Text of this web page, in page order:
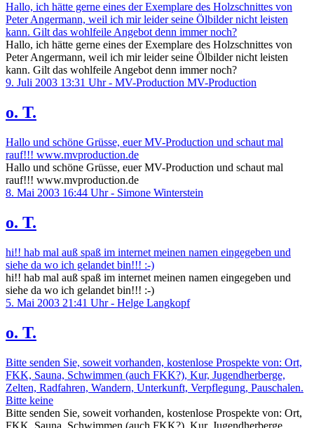
Hallo, ich hätte gerne eines der Exemplare des Holzschnittes von
Peter Angermann, weil ich mir leider seine Ölbilder nicht leisten
kann. Gilt das wohlfeile Angebot denn immer noch?
Hallo, ich hätte gerne eines der Exemplare des Holzschnittes von
Peter Angermann, weil ich mir leider seine Ölbilder nicht leisten
kann. Gilt das wohlfeile Angebot denn immer noch?
9. Juli 2003 13:31 Uhr - MV-Production MV-Production
o. T.
Hallo und schöne Grüsse, euer MV-Production und schaut mal
rauf!!! www.mvproduction.de
Hallo und schöne Grüsse, euer MV-Production und schaut mal
rauf!!! www.mvproduction.de
8. Mai 2003 16:44 Uhr - Simone Winterstein
o. T.
hi!! hab mal auß spaß im internet meinen namen eingegeben und
siehe da wo ich gelandet bin!!! :-)
hi!! hab mal auß spaß im internet meinen namen eingegeben und
siehe da wo ich gelandet bin!!! :-)
5. Mai 2003 21:41 Uhr - Helge Langkopf
o. T.
Bitte senden Sie, soweit vorhanden, kostenlose Prospekte von: Ort,
FKK, Sauna, Schwimmen (auch FKK?), Kur, Jugendherberge,
Zelten, Radfahren, Wandern, Unterkunft, Verpflegung, Pauschalen.
Bitte keine
Bitte senden Sie, soweit vorhanden, kostenlose Prospekte von: Ort,
FKK, Sauna, Schwimmen (auch FKK?), Kur, Jugendherberge,